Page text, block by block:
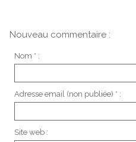
Nouveau commentaire :
Nom * :
Adresse email (non publiée) * :
Site web :